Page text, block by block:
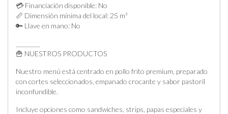
💳 Financiación disponible: No
📏 Dimensión mínima del local: 25 m²
🔑 Llave en mano: No
🍟 NUESTROS PRODUCTOS
Nuestro menú está centrado en pollo frito premium, preparado
con cortes seleccionados, empanado crocante y sabor pastoril
inconfundible.
Incluye opciones como sandwiches, strips, papas especiales y